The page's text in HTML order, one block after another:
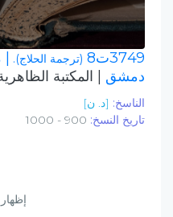
3749ت8 (ترجمة الحلاج). |
دمشق | المكتبة
الناسخ: [د. ن]
تاريخ النسخ:
إظهار